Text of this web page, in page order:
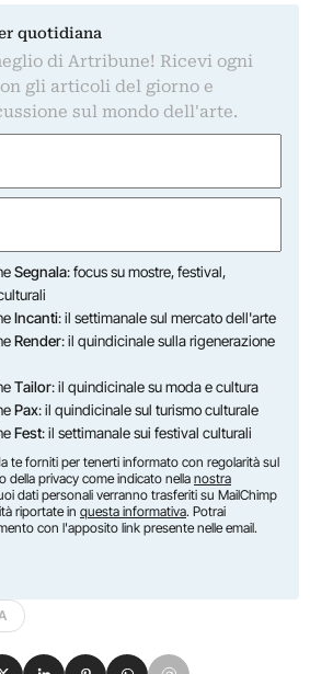
quotidiana
di Artribune! Ricevi ogni
gli articoli del giorno e
sul mondo dell'arte.
Segnala: focus su mostre, festival,
Incanti: il settimanale sul mercato dell'arte
Render: il quindicinale sulla rigenerazione
Tailor: il quindicinale su moda e cultura
Pax: il quindicinale sul turismo culturale
Fest: il settimanale sui festival culturali
te forniti per tenerti informato con regolarità sul
della privacy come indicato nella nostra
dati personali verranno trasferiti su MailChimp
riportate in questa informativa. Potrai
con l'apposito link presente nelle email.
su Facebook
su X
Condividi su LinkedIn
Condividi su Pinterest
Condividi su WhatsApp
Condividi su Email